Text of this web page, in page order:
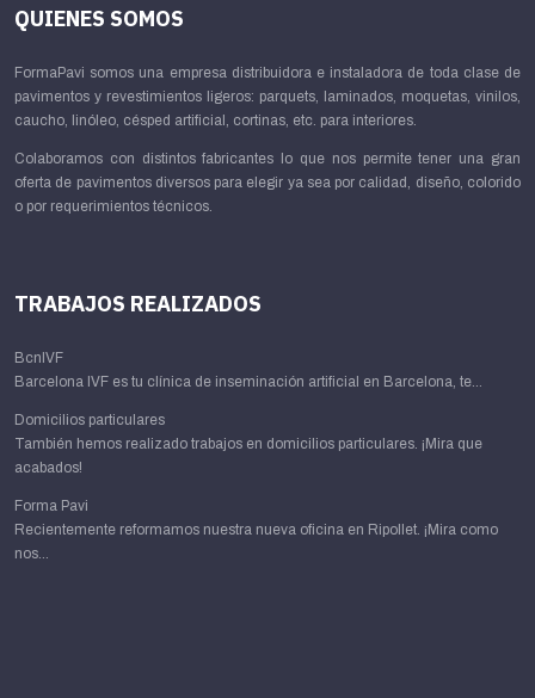
QUIENES SOMOS
FormaPavi somos una empresa distribuidora e instaladora de toda clase de
pavimentos y revestimientos ligeros: parquets, laminados, moquetas, vinilos,
caucho, linóleo, césped artificial, cortinas, etc. para interiores.
Colaboramos con distintos fabricantes lo que nos permite tener una gran
oferta de pavimentos diversos para elegir ya sea por calidad, diseño, colorido
o por requerimientos técnicos.
TRABAJOS REALIZADOS
BcnIVF
Barcelona IVF es tu clínica de inseminación artificial en Barcelona, te...
Domicilios particulares
También hemos realizado trabajos en domicilios particulares. ¡Mira que
acabados!
Forma Pavi
Recientemente reformamos nuestra nueva oficina en Ripollet. ¡Mira como
nos...